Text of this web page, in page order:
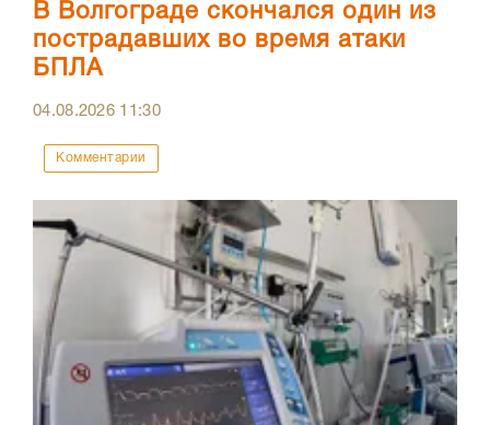
В Волгограде скончался один из
пострадавших во время атаки
БПЛА
04.08.2026 11:30
Комментарии